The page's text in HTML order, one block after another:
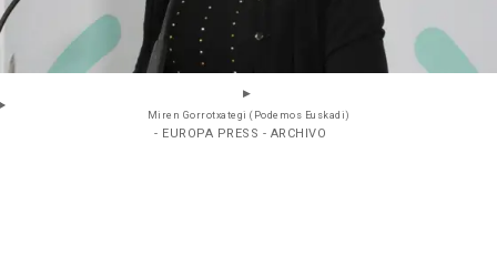
Miren Gorrotxategi (Podemos Euskadi)
- EUROPA PRESS - ARCHIVO